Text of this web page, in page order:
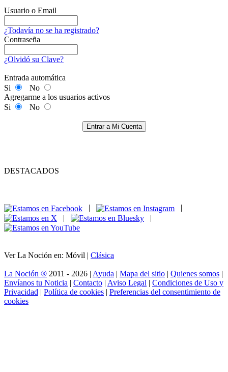
Usuario o Email
¿Todavía no se ha registrado?
Contraseña
¿Olvidó su Clave?
Entrada automática
Si
No
Agregarme a los usuarios activos
Si
No
Entrar a Mi Cuenta
DESTACADOS
|
|
Ver La Noción en: Móvil | Clásica
La Noción ® 2011 - 2026 | Ayuda | Mapa del sitio | Quienes somos |
Envíanos tu Noticia | Contacto | Aviso Legal | Condiciones de Uso y
Privacidad | Política de cookies | Preferencias del consentimiento de
cookies